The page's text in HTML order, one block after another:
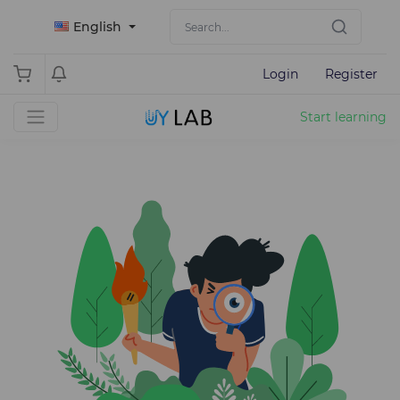
English
Login Register
Start learning